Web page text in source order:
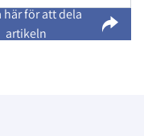
här för att dela
artikeln